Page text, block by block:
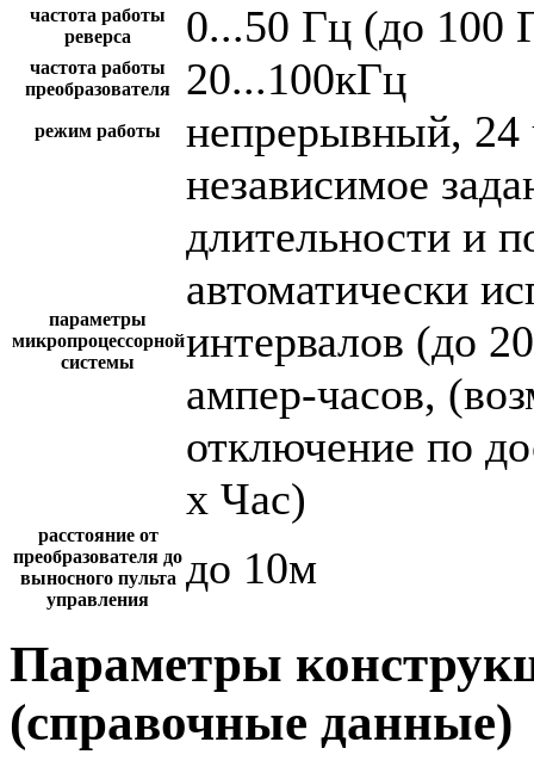
частота работы
реверса
0...50 Гц (до 100
частота работы
преобразователя
20...100кГц
режим работы непрерывный, 24
параметры
микропроцессорной
системы
независимое
длительности и
автоматически
интервалов (до
ампер-часов,
отключение по
х Час)
расстояние от
преобразователя до
выносного пульта
управления
до 10м
Параметры
(справочные данные)